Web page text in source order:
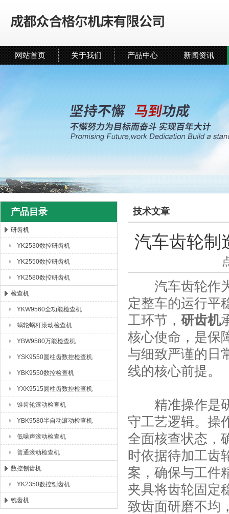
成都众合格尔机床有限公司
网站首页 关于我们 产品中心 新闻资讯
产品目录
研齿机
YK2530数控研齿机
YK2550数控研齿机
YK2580数控研齿机
检查机
YKW9560全功能检查机
蜗轮蜗杆滚动检查机
YBW9580万能检查机
YSK9550圆柱齿数控检查机
YBK9550数控检查机
YXK9515圆柱齿数控检查机
锥齿轮滚动检查机
YBK9580半自动滚动检查机
低噪声滚动检查机
普通滚动检查机
数控刨齿机
YK2350数控刨齿机
铣齿机
技术文章
汽车齿轮制
汽车齿轮作为
定整车的运行平
工环节， 研齿机
核心使命，是保
与细致严谨的日
线的核心前提。
精准操作是研
守工艺逻辑。操
全面核查状态，
时依据待加工齿
案，确保与工件
夹具将齿轮固定
致齿面研磨不均